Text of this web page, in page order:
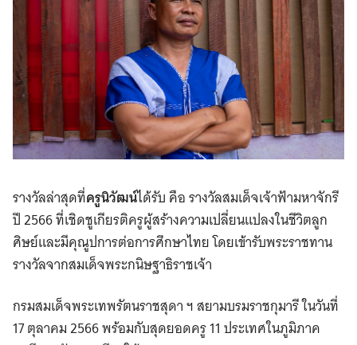
รางวัลล่าสุดที่ครูนิวัฒน์ได้รับ คือ รางวัลสมเด็จเจ้าฟ้ามหาจักรี
ปี 2566 ที่เชิดชูเกียรติครูผู้สร้างความเปลี่ยนแปลงในชีวิตลูก
ศิษย์และมีคุณูปการต่อการศึกษาไทย โดยเข้ารับพระราชทาน
รางวัลจากสมเด็จพระกนิษฐาธิราชเจ้า
กรมสมเด็จพระเทพรัตนราชสุดา ฯ สยามบรมราชกุมารี ในวันที่
17 ตุลาคม 2566 พร้อมกับสุดยอดครู 11 ประเทศในภูมิภาค